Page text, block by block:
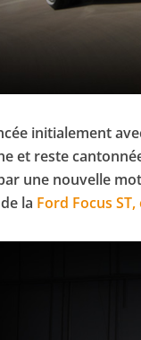
initialement
et reste
une nouvelle
la Ford Focus